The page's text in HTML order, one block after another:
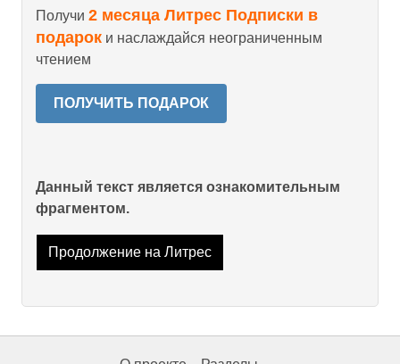
Получи 2 месяца Литрес Подписки в
подарок и наслаждайся неограниченным
чтением
ПОЛУЧИТЬ ПОДАРОК
Данный текст является ознакомительным
фрагментом.
Продолжение на Литрес